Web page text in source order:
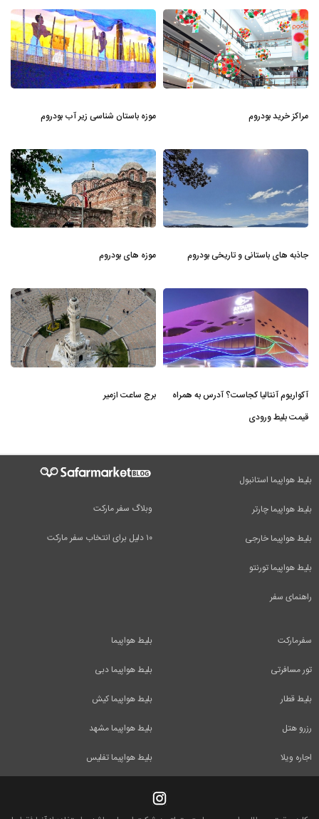
مراکز خرید بودروم موزه باستان شناسی زیر آب بودروم
جاذبه های باستانی و تاریخی بودروم موزه های بودروم
آکواریوم آنتالیا کجاست؟ آدرس به همراه
قیمت بلیط ورودی
برج ساعت ازمیر
وبلاگ سفر مارکت
۱۰ دلیل برای انتخاب سفر مارکت
بلیط هواپیما استانبول
بلیط هواپیما چارتر
بلیط هواپیما خارجی
بلیط هواپیما تورنتو
راهنمای سفر
بلیط هواپیما
بلیط هواپیما دبی
بلیط هواپیما کیش
بلیط هواپیما مشهد
بلیط هواپیما تفلیس
سفرمارکت
تور مسافرتی
بلیط قطار
رزرو هتل
اجاره ویلا